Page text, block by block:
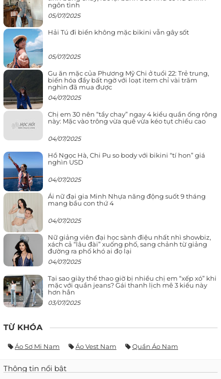
ngôn tình
05/07/2025
Hải Tú đi biển không mặc bikini vẫn gây sốt
05/07/2025
Gu ăn mặc của Phương Mỹ Chi ở tuổi 22: Trẻ trung,
biến hóa đầy bất ngờ với loạt item chỉ vài trăm
nghìn đã mua được
04/07/2025
Chị em 30 nên “tẩy chay” ngay 4 kiểu quần ống rộng
này: Mặc vào trông vừa quê vừa kéo tụt chiều cao
04/07/2025
Hồ Ngọc Hà, Chi Pu so body với bikini “tí hon” giá
nghìn USD
04/07/2025
Ái nữ đại gia Minh Nhựa năng động suốt 9 tháng
mang bầu con thứ 4
04/07/2025
Nữ giảng viên đại học sành điệu nhất nhì showbiz,
xách cả “lâu đài” xuống phố, sang chảnh từ giảng
đường ra phố khó ai đọ lại
04/07/2025
Tại sao giày thể thao giờ bị nhiều chị em “xếp xó” khi
mặc với quần jeans? Gái thanh lịch mê 3 kiểu này
hơn hẳn
03/07/2025
TỪ KHÓA
Áo Sơ Mi Nam Áo Vest Nam Quần Áo Nam
Thông tin nổi bật